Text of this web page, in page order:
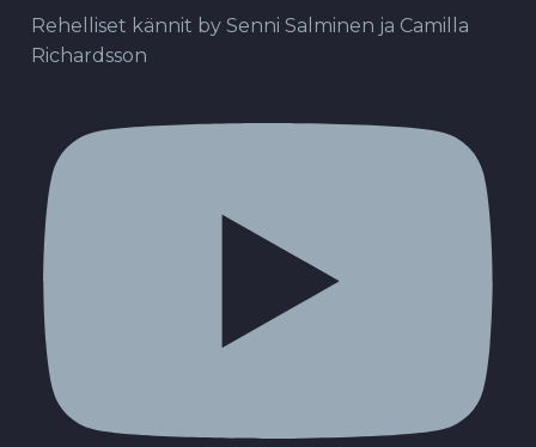
Rehelliset kännit by Senni Salminen ja Camilla
Richardsson